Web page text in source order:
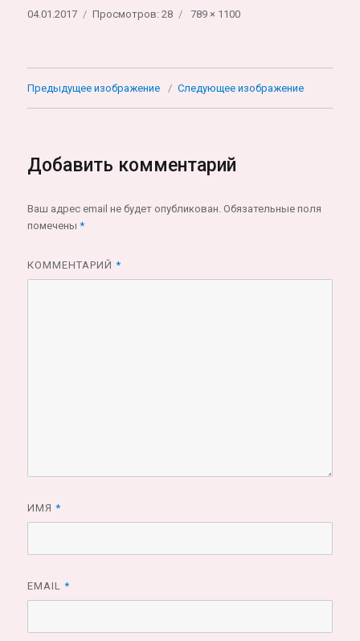
Опубликовано
04.01.2017 Просмотров: 28
Полный
789 × 1100
Предыдущее изображение Следующее изображение
Добавить комментарий
Ваш адрес email не будет опубликован. Обязательные поля
помечены*
КОММЕНТАРИЙ*
ИМЯ*
EMAIL*